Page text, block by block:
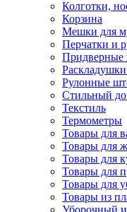
Колготки,
Корзина
Мешки для
Перчатки и
Придверные
Рулонные
Стильный
Текстиль
Термометры
Товары для
Товары для
Товары для
Товары для
Товары для
Товары из
Уборочный